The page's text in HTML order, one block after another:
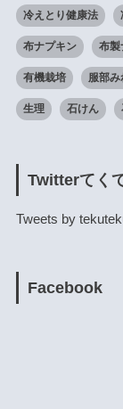
冷えとり健康法
布ナプキン 布製
有機栽培 服部み
生理 石けん
Twitterてく
Tweets by
Facebook